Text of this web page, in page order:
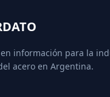
información para la
acero en Argentina.